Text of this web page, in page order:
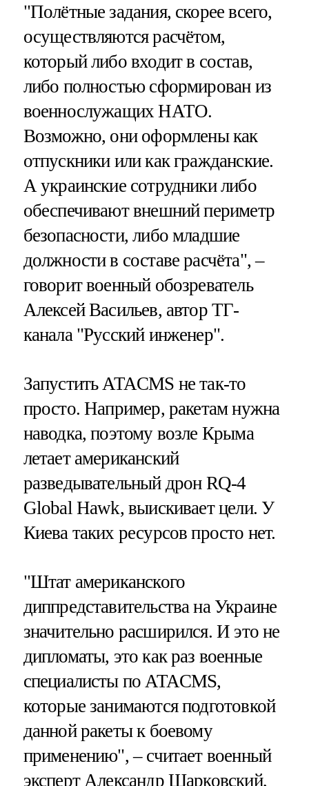
"Полётные задания, скорее всего,
осуществляются расчётом,
который либо входит в состав,
либо полностью сформирован из
военнослужащих НАТО.
Возможно, они оформлены как
отпускники или как гражданские.
А украинские сотрудники либо
обеспечивают внешний периметр
безопасности, либо младшие
должности в составе расчёта", –
говорит военный обозреватель
Алексей Васильев, автор ТГ-
канала "Русский инженер".
Запустить ATACMS не так-то
просто. Например, ракетам нужна
наводка, поэтому возле Крыма
летает американский
разведывательный дрон RQ-4
Global Hawk, выискивает цели. У
Киева таких ресурсов просто нет.
"Штат американского
диппредставительства на Украине
значительно расширился. И это не
дипломаты, это как раз военные
специалисты по ATACMS,
которые занимаются подготовкой
данной ракеты к боевому
применению", – считает военный
эксперт Александр Шарковский,